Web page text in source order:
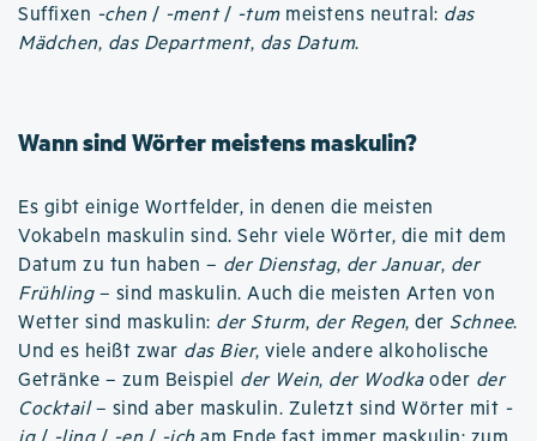
Suffixen -chen / -ment/ -tummeistens neutral: das
Mädchen, das Department, das Datum.
Wann sind Wörter meistens maskulin?
Es gibt einige Wortfelder, in denen die meisten
Vokabeln maskulin sind. Sehr viele Wörter, die mit dem
Datum zu tun haben – der Dienstag, der Januar, der
Frühling– sind maskulin. Auch die meisten Arten von
Wetter sind maskulin: der Sturm, der Regen, der Schnee.
Und es heißt zwar das Bier, viele andere alkoholische
Getränke – zum Beispiel der Wein, der Wodkaoder der
Cocktail– sind aber maskulin. Zuletzt sind Wörter mit -